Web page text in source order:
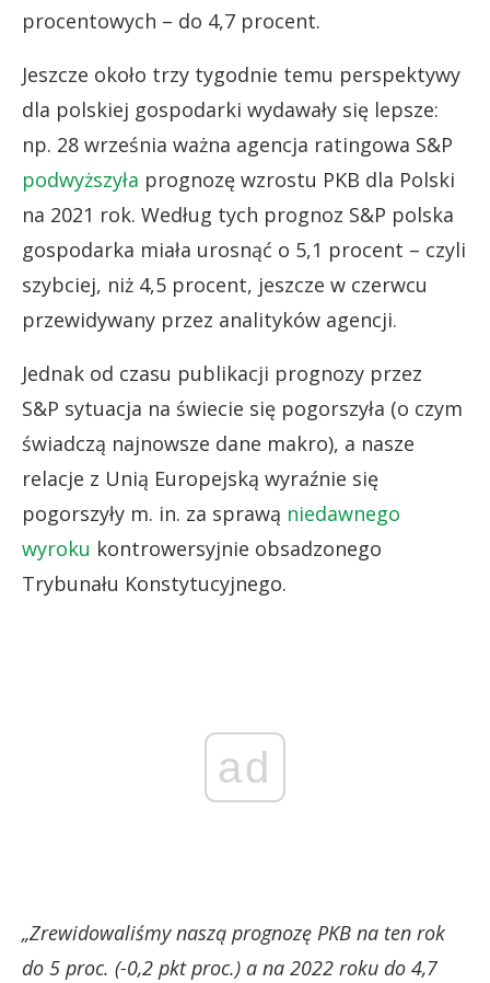
procentowych – do 4,7 procent.
Jeszcze około trzy tygodnie temu perspektywy
dla polskiej gospodarki wydawały się lepsze:
np. 28 września ważna agencja ratingowa S&P
podwyższyła prognozę wzrostu PKB dla Polski
na 2021 rok. Według tych prognoz S&P polska
gospodarka miała urosnąć o 5,1 procent – czyli
szybciej, niż 4,5 procent, jeszcze w czerwcu
przewidywany przez analityków agencji.
Jednak od czasu publikacji prognozy przez
S&P sytuacja na świecie się pogorszyła (o czym
świadczą najnowsze dane makro), a nasze
relacje z Unią Europejską wyraźnie się
pogorszyły m. in. za sprawą niedawnego
wyroku kontrowersyjnie obsadzonego
Trybunału Konstytucyjnego.
ad
„Zrewidowaliśmy naszą prognozę PKB na ten rok
do 5 proc. (-0,2 pkt proc.) a na 2022 roku do 4,7